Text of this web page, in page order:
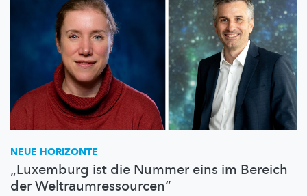
NEUE HORIZONTE
„Luxemburg ist die Nummer eins im Bereich
der Weltraumressourcen“